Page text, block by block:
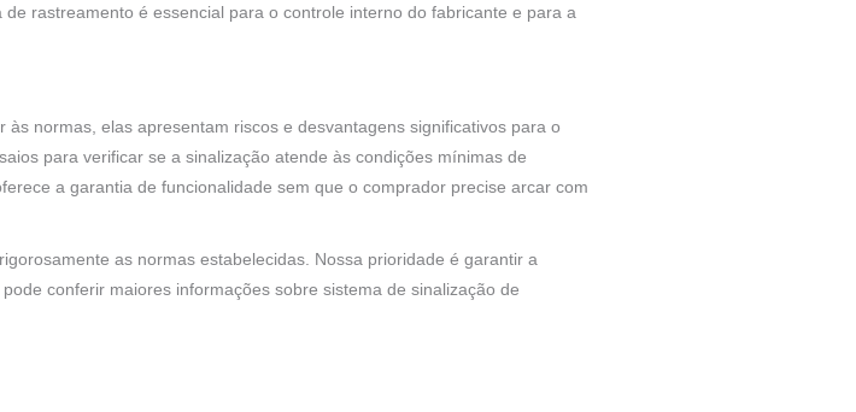
rastreamento é essencial para o controle interno do fabricante e para a
normas, elas apresentam riscos e desvantagens significativos para o
para verificar se a sinalização atende às condições mínimas de
a garantia de funcionalidade sem que o comprador precise arcar com
as normas estabelecidas. Nossa prioridade é garantir a
conferir maiores informações sobre sistema de sinalização de